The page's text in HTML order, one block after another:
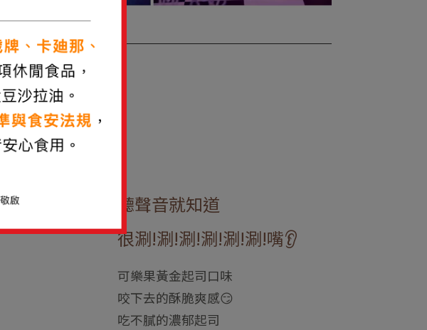
聽聲音就知道
很涮!涮!涮!涮!涮!涮!嘴👂
可樂果黃金起司口味
咬下去的酥脆爽感😏
吃不膩的濃郁起司